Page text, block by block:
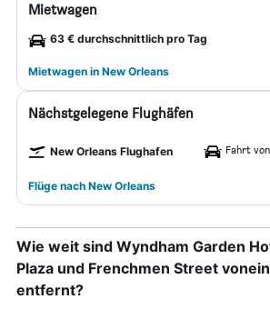
Mietwagen
63 € durchschnittlich pro Tag
Mietwagen in New Orleans
Nächstgelegene Flughäfen
New Orleans Flughafen Fahrt
Flüge nach New Orleans
Wie weit sind Wyndham Garden
Plaza und Frenchmen Street
entfernt?